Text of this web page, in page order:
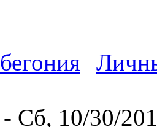
бегония
- Сб, 10/30/